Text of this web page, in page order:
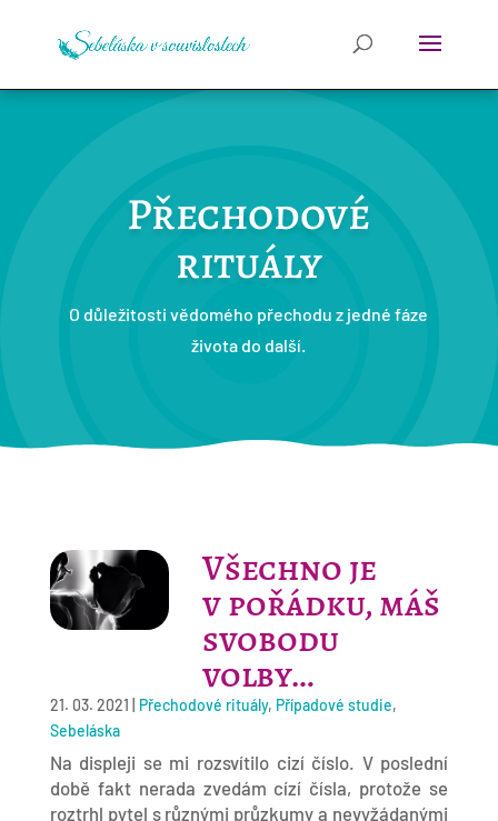
Přechodové
rituály
O důležitosti vědomého přechodu z jedné fáze
života do další.
Všechno je
v pořádku, máš
svobodu
volby…
21. 03. 2021 Přechodové rituály, Případové studie,
Sebeláska
Na displeji se mi rozsvítilo cizí číslo. V poslední
době fakt nerada zvedám cízí čísla, protože se
roztrhl pytel s různými průzkumy a nevyžádanými